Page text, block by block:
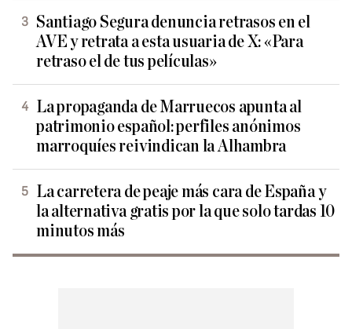
Santiago Segura denuncia retrasos en el
AVE y retrata a esta usuaria de X: «Para
retraso el de tus películas»
La propaganda de Marruecos apunta al
patrimonio español: perfiles anónimos
marroquíes reivindican la Alhambra
La carretera de peaje más cara de España y
la alternativa gratis por la que solo tardas 10
minutos más